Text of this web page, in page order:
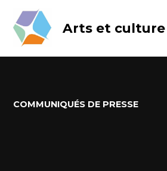
content
Arts et culture
POSTED
COMMUNIQUÉS DE PRESSE